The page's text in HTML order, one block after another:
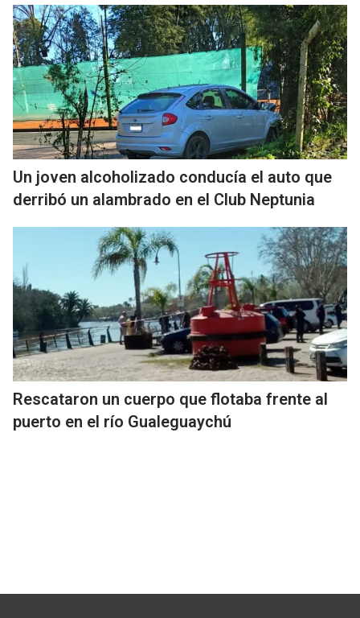
Un joven alcoholizado conducía el auto que
derribó un alambrado en el Club Neptunia
Rescataron un cuerpo que flotaba frente al
puerto en el río Gualeguaychú